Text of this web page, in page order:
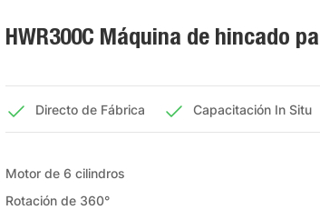
HWR300C Máquina de hincado
Directo de Fábrica Capacitación In Situ
Motor de 6 cilindros
Rotación de 360°